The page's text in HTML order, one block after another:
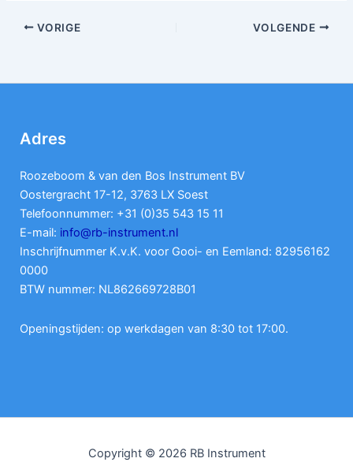
VORIGE VOLGENDE
Adres
Roozeboom & van den Bos Instrument BV
Oostergracht 17-12, 3763 LX Soest
Telefoonnummer: +31 (0)35 543 15 11
E-mail: info@rb-instrument.nl
Inschrijfnummer K.v.K. voor Gooi- en Eemland: 82956162
0000
BTW nummer: NL862669728B01
Openingstijden: op werkdagen van 8:30 tot 17:00.
Copyright © 2026 RB Instrument